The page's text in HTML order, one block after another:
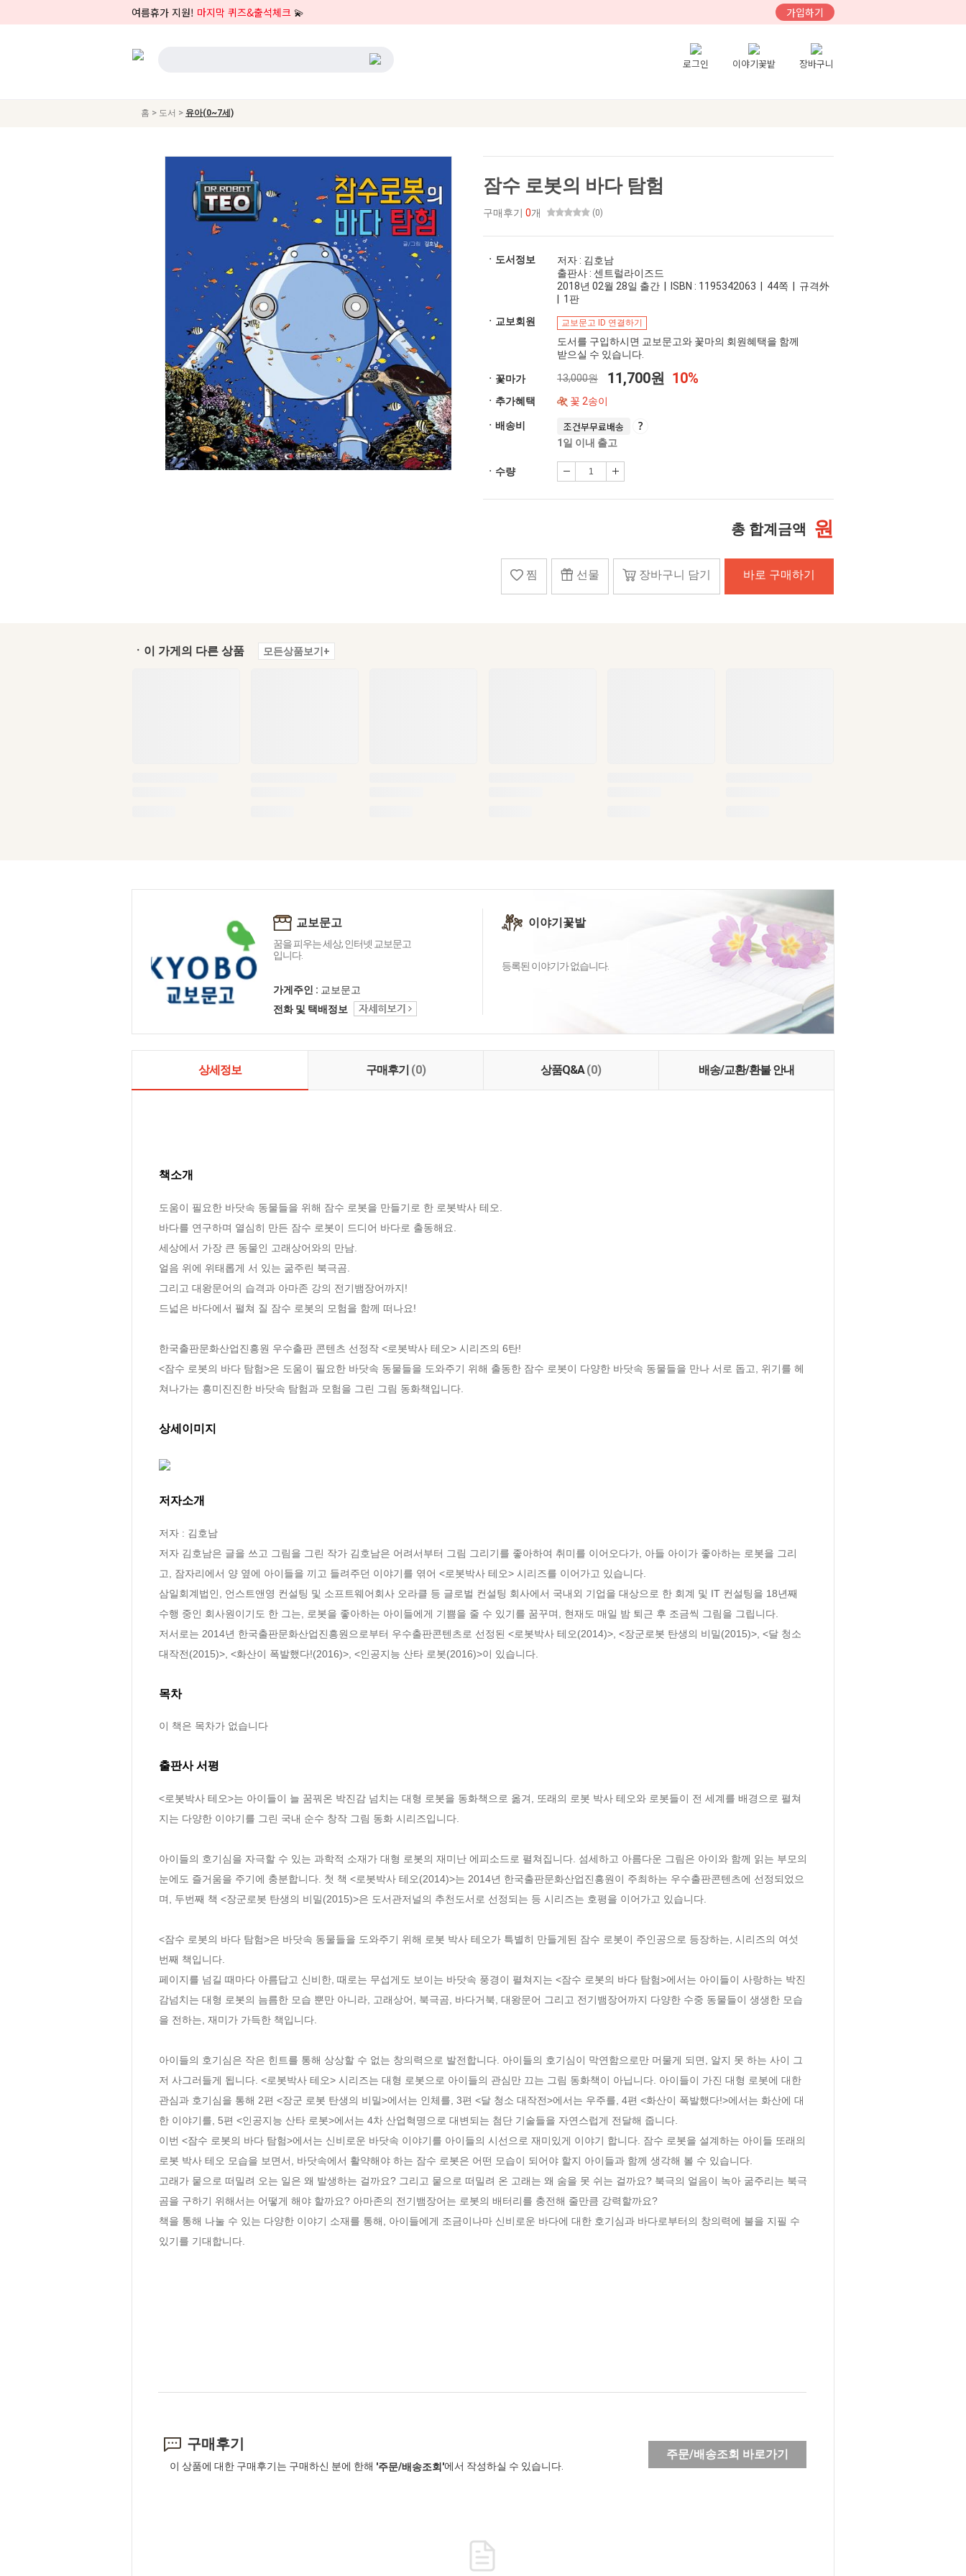
여름휴가 지원! 마지막 퀴즈&출석체크 💫 가입하기
로그인 이야기꽃밭 장바구니
홈 > 도서 > 유아(0~7세)
잠수 로봇의 바다 탐험
구매후기 0개 (0)
ㆍ도서정보
저자 : 김호남
출판사 : 센트럴라이즈드
2018년 02월 28일 출간 | ISBN : 1195342063 | 44쪽 | 규격外
| 1판
ㆍ교보회원
교보문고 ID 연결하기
도서를 구입하시면 교보문고와 꽃마의 회원혜택을 함께
받으실 수 있습니다.
ㆍ꽃마가 13,000원 11,700원 10%
ㆍ추가혜택 꽃 2송이
ㆍ배송비 조건부무료배송
1일 이내 출고
ㆍ수량
총 합계금액 원
찜 선물 장바구니 담기 바로 구매하기
ㆍ이 가게의 다른 상품 모든상품보기+
교보문고
꿈을 피우는 세상, 인터넷 교보문고
입니다.
가게주인 : 교보문고
전화 및 택배정보
이야기꽃밭
등록된 이야기가 없습니다.
상세정보 구매후기 (0) 상품Q&A(0) 배송/교환/환불 안내
책소개
도움이 필요한 바닷속 동물들을 위해 잠수 로봇을 만들기로 한 로봇박사 테오.
바다를 연구하며 열심히 만든 잠수 로봇이 드디어 바다로 출동해요.
세상에서 가장 큰 동물인 고래상어와의 만남.
얼음 위에 위태롭게 서 있는 굶주린 북극곰.
그리고 대왕문어의 습격과 아마존 강의 전기뱀장어까지!
드넓은 바다에서 펼쳐 질 잠수 로봇의 모험을 함께 떠나요!
한국출판문화산업진흥원 우수출판 콘텐츠 선정작 <로봇박사 테오> 시리즈의 6탄!
<잠수 로봇의 바다 탐험>은 도움이 필요한 바닷속 동물들을 도와주기 위해 출동한 잠수 로봇이 다양한 바닷속 동물들을 만나 서로 돕고, 위기를 헤
쳐나가는 흥미진진한 바닷속 탐험과 모험을 그린 그림 동화책입니다.
상세이미지
저자소개
저자 : 김호남
저자 김호남은 글을 쓰고 그림을 그린 작가 김호남은 어려서부터 그림 그리기를 좋아하여 취미를 이어오다가, 아들 아이가 좋아하는 로봇을 그리
고, 잠자리에서 양 옆에 아이들을 끼고 들려주던 이야기를 엮어 <로봇박사 테오> 시리즈를 이어가고 있습니다.
삼일회계법인, 언스트앤영 컨설팅 및 소프트웨어회사 오라클 등 글로벌 컨설팅 회사에서 국내외 기업을 대상으로 한 회계 및 IT 컨설팅을 18년째
수행 중인 회사원이기도 한 그는, 로봇을 좋아하는 아이들에게 기쁨을 줄 수 있기를 꿈꾸며, 현재도 매일 밤 퇴근 후 조금씩 그림을 그립니다.
저서로는 2014년 한국출판문화산업진흥원으로부터 우수출판콘텐츠로 선정된 <로봇박사 테오(2014)>, <장군로봇 탄생의 비밀(2015)>, <달 청소
대작전(2015)>, <화산이 폭발했다!(2016)>, <인공지능 산타 로봇(2016)>이 있습니다.
목차
이 책은 목차가 없습니다
출판사 서평
<로봇박사 테오>는 아이들이 늘 꿈꿔온 박진감 넘치는 대형 로봇을 동화책으로 옮겨, 또래의 로봇 박사 테오와 로봇들이 전 세계를 배경으로 펼쳐
지는 다양한 이야기를 그린 국내 순수 창작 그림 동화 시리즈입니다.
아이들의 호기심을 자극할 수 있는 과학적 소재가 대형 로봇의 재미난 에피소드로 펼쳐집니다. 섬세하고 아름다운 그림은 아이와 함께 읽는 부모의
눈에도 즐거움을 주기에 충분합니다. 첫 책 <로봇박사 테오(2014)>는 2014년 한국출판문화산업진흥원이 주최하는 우수출판콘텐츠에 선정되었으
며, 두번째 책 <장군로봇 탄생의 비밀(2015)>은 도서관저널의 추천도서로 선정되는 등 시리즈는 호평을 이어가고 있습니다.
<잠수 로봇의 바다 탐험>은 바닷속 동물들을 도와주기 위해 로봇 박사 테오가 특별히 만들게된 잠수 로봇이 주인공으로 등장하는, 시리즈의 여섯
번째 책입니다.
페이지를 넘길 때마다 아름답고 신비한, 때로는 무섭게도 보이는 바닷속 풍경이 펼쳐지는 <잠수 로봇의 바다 탐험>에서는 아이들이 사랑하는 박진
감넘치는 대형 로봇의 늠름한 모습 뿐만 아니라, 고래상어, 북극곰, 바다거북, 대왕문어 그리고 전기뱀장어까지 다양한 수중 동물들이 생생한 모습
을 전하는, 재미가 가득한 책입니다.
아이들의 호기심은 작은 힌트를 통해 상상할 수 없는 창의력으로 발전합니다. 아이들의 호기심이 막연함으로만 머물게 되면, 알지 못 하는 사이 그
저 사그러들게 됩니다. <로봇박사 테오> 시리즈는 대형 로봇으로 아이들의 관심만 끄는 그림 동화책이 아닙니다. 아이들이 가진 대형 로봇에 대한
관심과 호기심을 통해 2편 <장군 로봇 탄생의 비밀>에서는 인체를, 3편 <달 청소 대작전>에서는 우주를, 4편 <화산이 폭발했다!>에서는 화산에 대
한 이야기를, 5편 <인공지능 산타 로봇>에서는 4차 산업혁명으로 대변되는 첨단 기술들을 자연스럽게 전달해 줍니다.
이번 <잠수 로봇의 바다 탐험>에서는 신비로운 바닷속 이야기를 아이들의 시선으로 재미있게 이야기 합니다. 잠수 로봇을 설계하는 아이들 또래의
로봇 박사 테오 모습을 보면서, 바닷속에서 활약해야 하는 잠수 로봇은 어떤 모습이 되어야 할지 아이들과 함께 생각해 볼 수 있습니다.
고래가 뭍으로 떠밀려 오는 일은 왜 발생하는 걸까요? 그리고 뭍으로 떠밀려 온 고래는 왜 숨을 못 쉬는 걸까요? 북극의 얼음이 녹아 굶주리는 북극
곰을 구하기 위해서는 어떻게 해야 할까요? 아마존의 전기뱀장어는 로봇의 배터리를 충전해 줄만큼 강력할까요?
책을 통해 나눌 수 있는 다양한 이야기 소재를 통해, 아이들에게 조금이나마 신비로운 바다에 대한 호기심과 바다로부터의 창의력에 불을 지필 수
있기를 기대합니다.
구매후기
이 상품에 대한 구매후기는 구매하신 분에 한해 '주문/배송조회'에서 작성하실 수 있습니다.
주문/배송조회 바로가기